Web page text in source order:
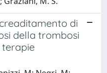
di
della trombosi